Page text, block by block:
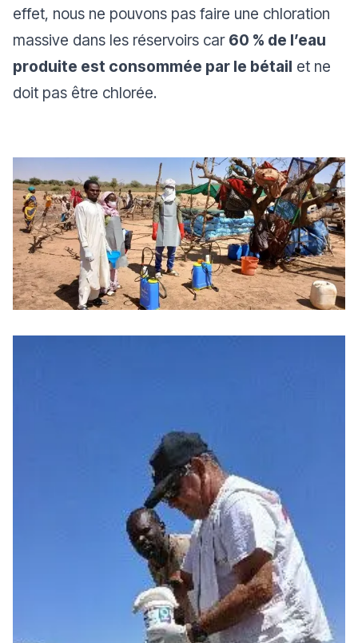
effet, nous ne pouvons pas faire une chloration
massive dans les réservoirs car 60 % de l’eau
produite est consommée par le bétail et ne
doit pas être chlorée.